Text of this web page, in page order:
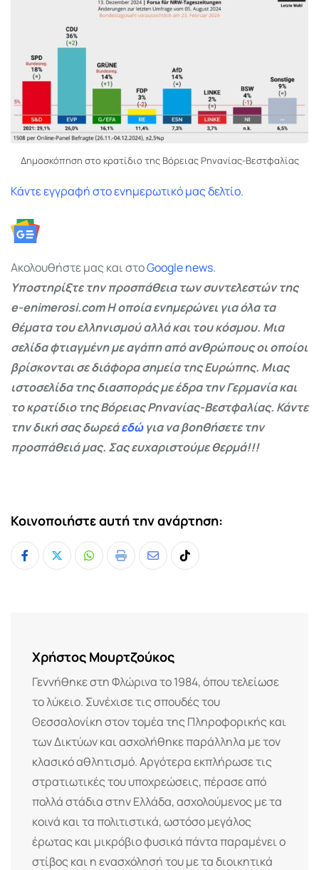
Δημοσκόπηση στο κρατίδιο της Βόρειας Ρηνανίας-Βεστφαλίας
Κάντε εγγραφή στο ενημερωτικό μας δελτίο.
Ακολουθήστε μας και στοGooglenews.
Υποστηρίξτε την προσπάθεια των συντελεστών της
e-enimerosi.com Η οποία ενημερώνει για όλα τα
θέματα του ελληνισμού αλλά και του κόσμου. Μια
σελίδα φτιαγμένη με αγάπη από ανθρώπους οι οποίοι
βρίσκονται σε διάφορα σημεία της Ευρώπης. Μιας
ιστοσελίδα της διασποράς με έδρα την Γερμανία και
το κρατίδιο της Βόρειας Ρηνανίας-Βεστφαλίας. Κάντε
την δική σας δωρεάεδώγια να βοηθήσετε την
προσπάθειά μας. Σας ευχαριστούμε θερμά!!!
Κοινοποιήστε αυτή την ανάρτηση:
Whatsapp
Print
ShareTiktok
Χρήστος Μουρτζούκος
Γεννήθηκε στη Φλώρινα το 1984, όπου τελείωσε
το λύκειο. Συνέχισε τις σπουδές του
Θεσσαλονίκη στον τομέα της Πληροφορικής και
των Δικτύων και ασχολήθηκε παράλληλα με τον
κλασικό αθλητισμό. Αργότερα εκπλήρωσε τις
στρατιωτικές του υποχρεώσεις, πέρασε από
πολλά στάδια στην Ελλάδα, ασχολούμενος με τα
κοινά και τα πολιτιστικά, ωστόσο μεγάλος
έρωτας και μικρόβιο φυσικά πάντα παραμένει ο
στίβος και η ενασχόλησή του με τα διοικητικά